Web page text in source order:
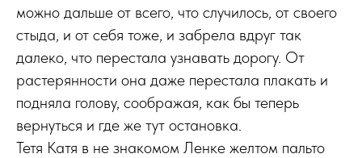
можно дальше от всего, что случилось, от своего
стыда, и от себя тоже, и забрела вдруг так
далеко, что перестала узнавать дорогу. От
растерянности она даже перестала плакать и
подняла голову, соображая, как бы теперь
вернуться и где же тут остановка.
Тетя Катя в не знакомом Ленке желтом пальто